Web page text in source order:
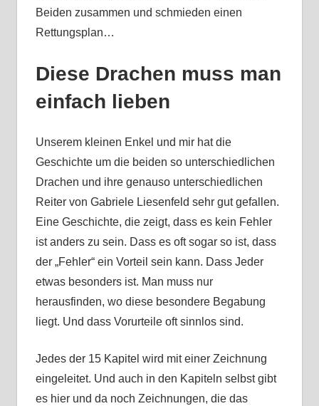
Beiden zusammen und schmieden einen
Rettungsplan…
Diese Drachen muss man
einfach lieben
Unserem kleinen Enkel und mir hat die
Geschichte um die beiden so unterschiedlichen
Drachen und ihre genauso unterschiedlichen
Reiter von Gabriele Liesenfeld sehr gut gefallen.
Eine Geschichte, die zeigt, dass es kein Fehler
ist anders zu sein. Dass es oft sogar so ist, dass
der „Fehler“ ein Vorteil sein kann. Dass Jeder
etwas besonders ist. Man muss nur
herausfinden, wo diese besondere Begabung
liegt. Und dass Vorurteile oft sinnlos sind.
Jedes der 15 Kapitel wird mit einer Zeichnung
eingeleitet. Und auch in den Kapiteln selbst gibt
es hier und da noch Zeichnungen, die das